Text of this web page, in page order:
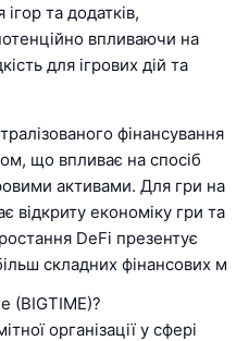
та додатків,
впливаючи на
для ігрових дій та
фінансування
що впливає на спосіб
активами. Для гри на
відкриту економіку гри та
DeFi презентує
складних фінансових м
(BIGTIME)?
організації у сфері